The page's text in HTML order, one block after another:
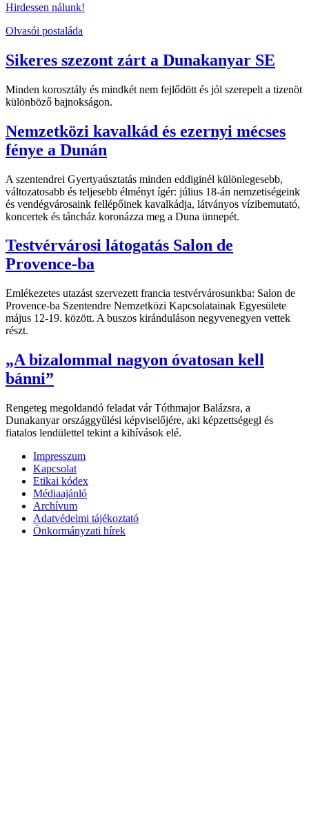
Hirdessen nálunk!
Olvasói postaláda
Sikeres szezont zárt a Dunakanyar SE
Minden korosztály és mindkét nem fejlődött és jól szerepelt a tizenöt
különböző bajnokságon.
Nemzetközi kavalkád és ezernyi mécses
fénye a Dunán
A szentendrei Gyertyaúsztatás minden eddiginél különlegesebb,
változatosabb és teljesebb élményt ígér: július 18-án nemzetiségeink
és vendégvárosaink fellépőinek kavalkádja, látványos vízibemutató,
koncertek és táncház koronázza meg a Duna ünnepét.
Testvérvárosi látogatás Salon de
Provence-ba
Emlékezetes utazást szervezett francia testvérvárosunkba: Salon de
Provence-ba Szentendre Nemzetközi Kapcsolatainak Egyesülete
május 12-19. között. A buszos kiránduláson negyvenegyen vettek
részt.
„A bizalommal nagyon óvatosan kell
bánni”
Rengeteg megoldandó feladat vár Tóthmajor Balázsra, a
Dunakanyar országgyűlési képviselőjére, aki képzettségegl és
fiatalos lendülettel tekint a kihívások elé.
Impresszum
Kapcsolat
Etikai kódex
Médiaajánló
Archívum
Adatvédelmi tájékoztató
Önkormányzati hírek